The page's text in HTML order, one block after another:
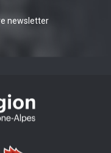
newsletter